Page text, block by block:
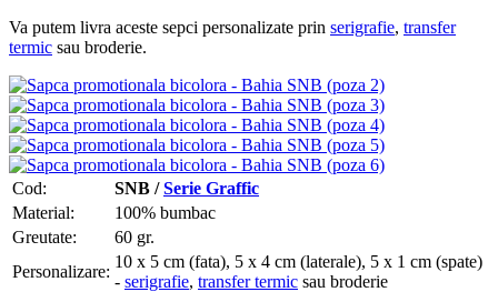
Va putem livra aceste sepci personalizate prin serigrafie, transfer
termic sau broderie.
Cod: SNB /Serie Graffic
Material:
100% bumbac
Greutate:
60 gr.
Personalizare:
10 x 5 cm (fata), 5 x 4 cm (laterale), 5 x 1 cm (spate)
- serigrafie, transfer termic sau broderie